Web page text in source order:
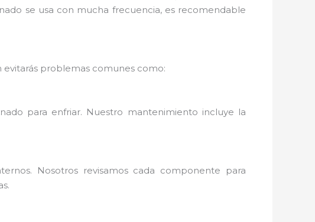
se usa con mucha frecuencia, es recomendable
problemas comunes como:
para enfriar. Nuestro mantenimiento incluye la
Nosotros revisamos cada componente para